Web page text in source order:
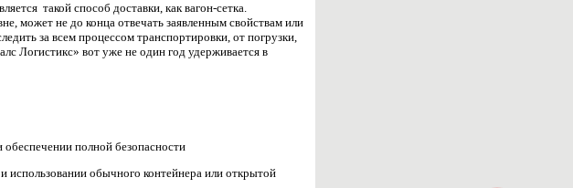
такой способ доставки, как вагон-сетка.
может не до конца отвечать заявленным свойствам или
за всем процессом транспортировки, от погрузки,
Логистикс» вот уже не один год удерживается в
полной безопасности
использовании обычного контейнера или открытой